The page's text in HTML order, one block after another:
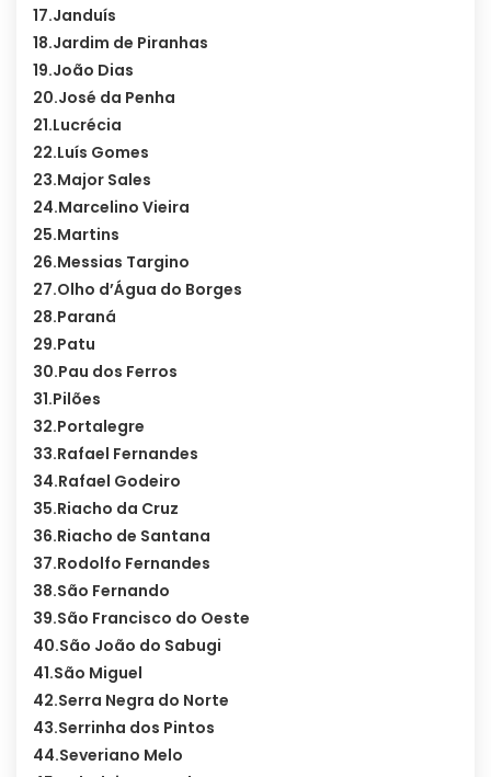
17.Janduís
18.Jardim de Piranhas
19.João Dias
20.José da Penha
21.Lucrécia
22.Luís Gomes
23.Major Sales
24.Marcelino Vieira
25.Martins
26.Messias Targino
27.Olho d’Água do Borges
28.Paraná
29.Patu
30.Pau dos Ferros
31.Pilões
32.Portalegre
33.Rafael Fernandes
34.Rafael Godeiro
35.Riacho da Cruz
36.Riacho de Santana
37.Rodolfo Fernandes
38.São Fernando
39.São Francisco do Oeste
40.São João do Sabugi
41.São Miguel
42.Serra Negra do Norte
43.Serrinha dos Pintos
44.Severiano Melo